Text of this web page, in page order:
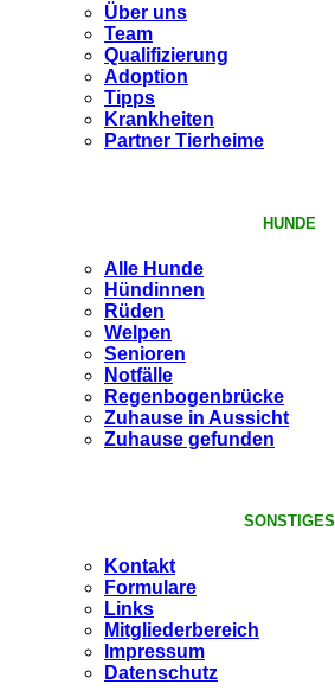
Über uns
Team
Qualifizierung
Adoption
Tipps
Krankheiten
Partner Tierheime
HUNDE
Alle Hunde
Hündinnen
Rüden
Welpen
Senioren
Notfälle
Regenbogenbrücke
Zuhause in Aussicht
Zuhause gefunden
SONSTIGES
Kontakt
Formulare
Links
Mitgliederbereich
Impressum
Datenschutz